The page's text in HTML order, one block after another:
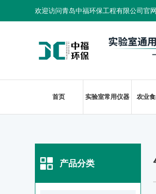
欢迎访问青岛中福环保工程有限公司官网
首页 实验室常用仪器 农业
产品分类